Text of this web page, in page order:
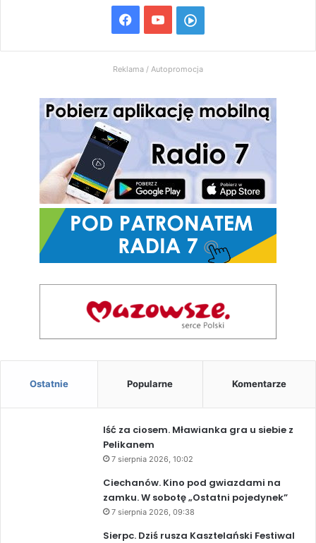
Facebook
YouTubeWłącz
Radio
7
Reklama / Autopromocja
Ostatnie Popularne Komentarze
Iść za ciosem. Mławianka gra u siebie z
Pelikanem
7 sierpnia 2026, 10:02
Ciechanów. Kino pod gwiazdami na
zamku. W sobotę „Ostatni pojedynek”
7 sierpnia 2026, 09:38
Sierpc. Dziś rusza Kasztelański Festiwal